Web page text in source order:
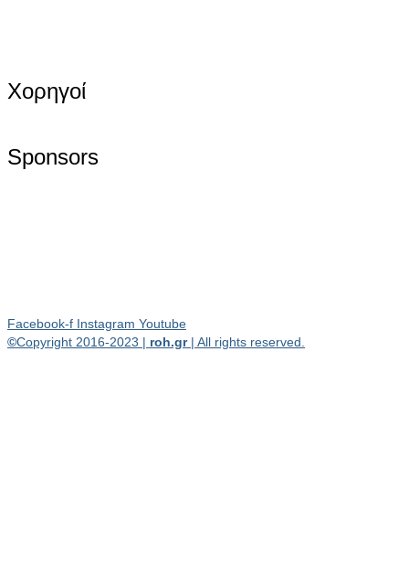
Χορηγοί
Sponsors
Facebook-f Instagram Youtube
©Copyright 2016-2023 | roh.gr | All rights reserved.